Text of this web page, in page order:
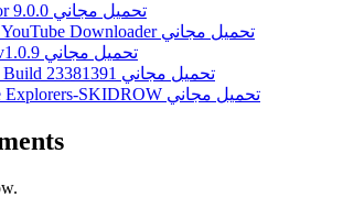
PDF Annotator 9.0.0 تحميل مجاني
MediaHuman YouTube Downloader تحميل مجاني
Kanna Maze v1.0.9 تحميل مجاني
Farm to Table Build 23381391 تحميل مجاني
Hyper Empire Explorers-SKIDROW تحميل مجاني